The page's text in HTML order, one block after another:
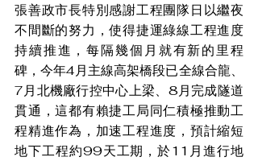
張善政市長特別感謝工程團隊日以繼夜
不間斷的努力，使得捷運綠線工程進度
持續推進，每隔幾個月就有新的里程
碑，今年4月主線高架橋段已全線合龍、
7月北機廠行控中心上梁、8月完成隧道
貫通，這都有賴捷工局同仁積極推動工
程精進作為，加速工程進度，預計縮短
地下工程約99天工期，於11月進行地